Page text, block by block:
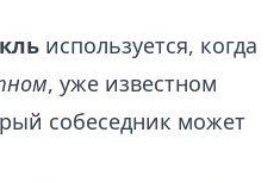
используется, когда
, уже известном
собеседник может